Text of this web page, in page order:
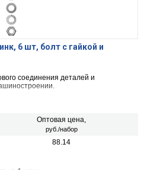
6 шт, болт с гайкой и
соединения деталей и
Оптовая цена,
руб./набор
88.14